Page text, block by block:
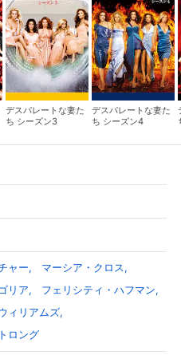
デスパレートな妻た
ち シーズン3
デスパレートな妻た
ち シーズン4
ャー
マーシア・クロス
リア
フェリシティ・ハフマン
ィリアムズ
ロング